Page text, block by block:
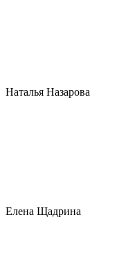
Наталья Назарова
Елена Щадрина